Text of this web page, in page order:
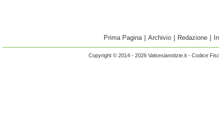
Prima Pagina Archivio Redazione
Copyright © 2014 - 2026 Valsesianotizie.it - Codice